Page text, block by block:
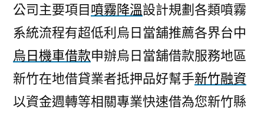
公司主要項目噴霧降溫設計規劃各類噴霧
系統流程有超低利烏日當舖推薦各界台中
烏日機車借款申辦烏日當舖借款服務地區
新竹在地借貸業者抵押品好幫手新竹融資
以資金週轉等相關專業快速借為您新竹縣